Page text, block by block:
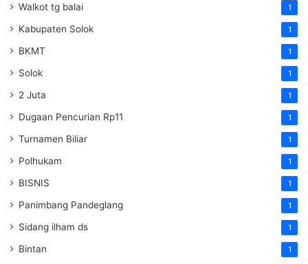
Walkot tg balai 1
Kabupaten Solok 1
BKMT 1
Solok 1
2 Juta 1
Dugaan Pencurian Rp11 1
Turnamen Biliar 1
Polhukam 1
BISNIS 1
Panimbang Pandeglang 1
Sidang ilham ds 1
Bintan 1